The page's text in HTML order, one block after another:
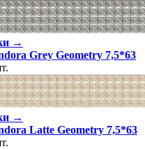
→
Grey Geometry 7,5*63
→
Latte Geometry 7,5*63